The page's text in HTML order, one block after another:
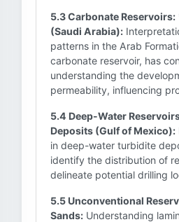
5.3 Carbonate Reservoirs:
(Saudi Arabia):
patterns in the Arab
carbonate reservoir, has
understanding the
permeability, influencing
5.4 Deep-Water
Deposits (Gulf of Mexico):
in deep-water turbidite
identify the distribution of
delineate potential drilling
5.5 Unconventional
Sands: Understanding